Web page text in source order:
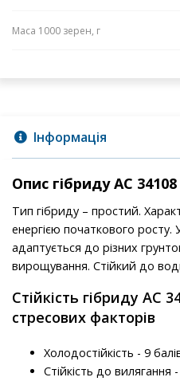
Маса 1000 зерен, г
Інформація
Опис гібриду АС 34108
Тип гібриду – простий.
енергією початкового росту.
адаптується до різних
вирощування. Стійкий до
Стійкість гібриду АС
стресових факторів
Холодостійкість - 9
Стійкість до вилягання